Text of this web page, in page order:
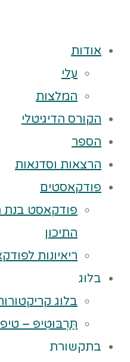
אודות
עלי
המלצות
הקורס הדיגיטלי
הספר
הרצאות וסדנאות
פודקאסטים
פודקאסט בנת
התיכון
ריאיונות
בלוג
בלוג
תַּרְבּוּטִיפּ –
בתקשורת